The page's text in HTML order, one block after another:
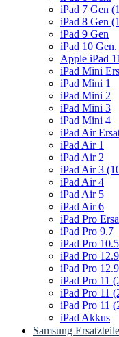
iPad 7 Gen
iPad 8 Gen
iPad 9 Gen
iPad 10 Gen.
Apple iPad
iPad Mini
iPad Mini 1
iPad Mini 2
iPad Mini 3
iPad Mini 4
iPad Air
iPad Air 1
iPad Air 2
iPad Air 3
iPad Air 4
iPad Air 5
iPad Air 6
iPad Pro
iPad Pro 9.7
iPad Pro 10.5
iPad Pro
iPad Pro
iPad Pro 11
iPad Pro 11
iPad Pro 11
iPad Akkus
Samsung Ersatzteile